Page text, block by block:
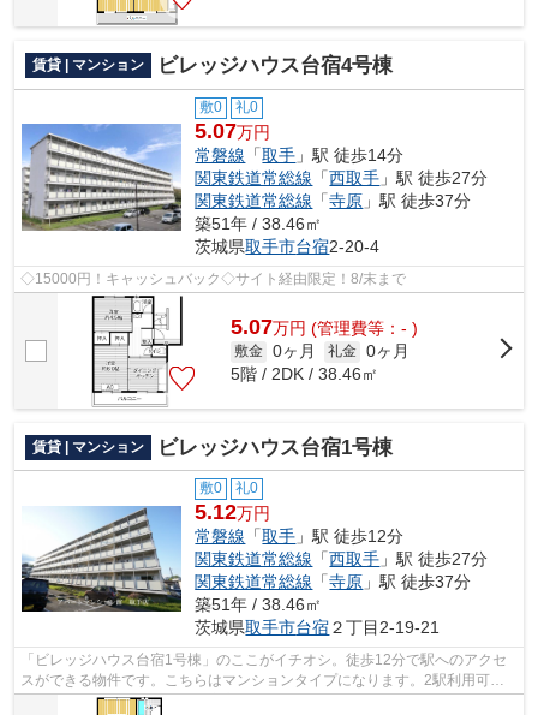
賃貸 | マンション ビレッジハウス台宿4号棟
敷0 礼0
5.07万円
常磐線 「取手 」駅 徒歩14分
関東鉄道常総線 「西取手 」駅 徒歩27分
関東鉄道常総線 「寺原 」駅 徒歩37分
築51年 / 38.46㎡
茨城県取手市台宿2-20-4
◇15000円！キャッシュバック◇サイト経由限定！8/末まで
5.07万円 (管理費等：- )
敷金 0ヶ月 礼金 0ヶ月
5階 / 2DK / 38.46㎡
賃貸 | マンション ビレッジハウス台宿1号棟
敷0 礼0
5.12万円
常磐線 「取手 」駅 徒歩12分
関東鉄道常総線 「西取手 」駅 徒歩27分
関東鉄道常総線 「寺原 」駅 徒歩37分
築51年 / 38.46㎡
茨城県取手市台宿２丁目2-19-21
「ビレッジハウス台宿1号棟」のここがイチオシ。徒歩12分で駅へのアクセ
スができる物件です。こちらはマンションタイプになります。2駅利用可能
のマンションです。いつでも安心してア...